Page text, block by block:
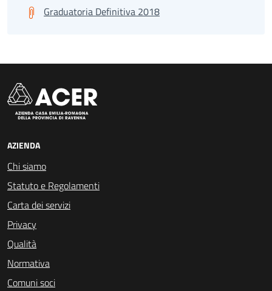
Graduatoria Definitiva 2018
AZIENDA
Chi siamo
Statuto e Regolamenti
Carta dei servizi
Privacy
Qualità
Normativa
Comuni soci